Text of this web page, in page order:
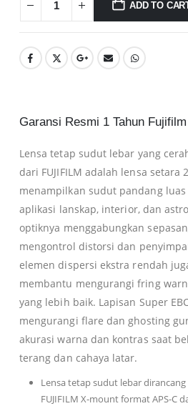
ADD TO
Garansi Resmi 1 Tahun
Lensa tetap sudut lebar yang
dari FUJIFILM adalah lensa setara
menampilkan sudut pandang
aplikasi lanskap, interior, dan
optiknya menggabungkan
mengontrol distorsi dan
elemen dispersi ekstra rendah
membantu mengurangi fring
yang lebih baik. Lapisan Super
mengurangi flare dan ghosting
akurasi warna dan kontras saat
terang dan cahaya latar.
Lensa tetap sudut lebar
FUJIFILM X-mount format APS-C